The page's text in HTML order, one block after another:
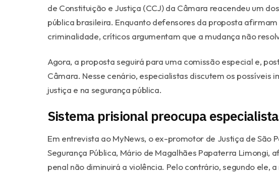
de Constituição e Justiça (CCJ) da Câmara reacendeu um
pública brasileira. Enquanto defensores da proposta
criminalidade, críticos argumentam que a mudança não
Agora, a proposta seguirá para uma comissão especial e,
Câmara. Nesse cenário, especialistas discutem os possíveis
justiça e na segurança pública.
Sistema prisional preocupa
Em entrevista ao MyNews, o ex-promotor de Justiça de São
Segurança Pública, Mário de Magalhães Papaterra Limongi,
penal não diminuirá a violência. Pelo contrário, segundo ele,